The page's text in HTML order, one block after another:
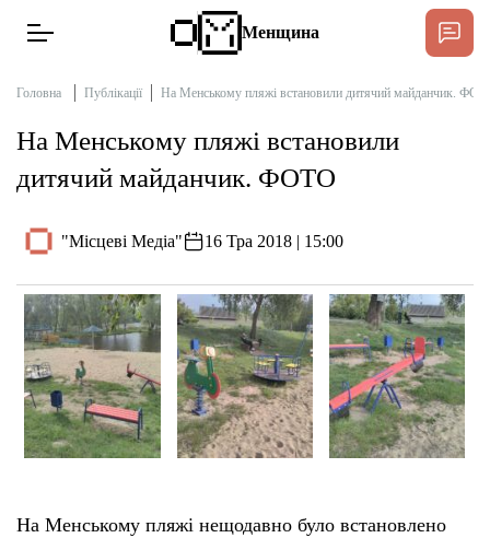
Новини
Інтерв’ю
Тексти
Публікації
Про нас
Підтримати
Менщина
Головна Публікації На Менському пляжі встановили дитячий майданчик.
На Менському пляжі встановили
дитячий майданчик. ФОТО
"Місцеві Медіа" 16 Тра 2018 | 15:00
На Менському пляжі нещодавно було встановлено